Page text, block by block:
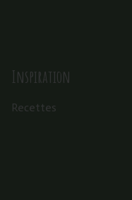
Inspiration
Recettes